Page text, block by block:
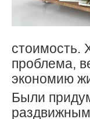
стоимость.
проблема,
экономию
Были